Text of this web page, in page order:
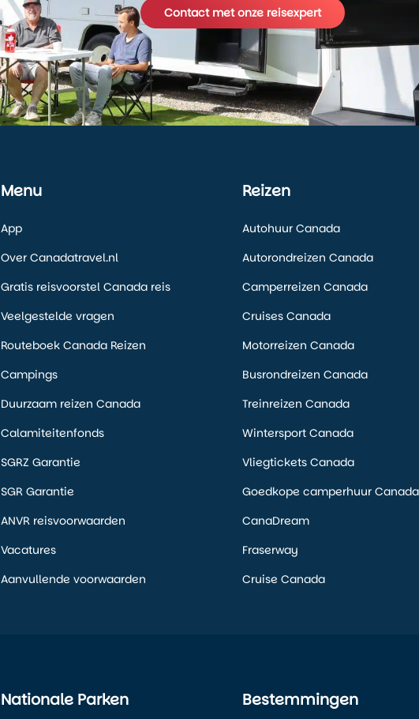
Contact met onze reisexpert
Menu
App
Over Canadatravel.nl
Gratis reisvoorstel Canada reis
Veelgestelde vragen
Routeboek Canada Reizen
Campings
Duurzaam reizen Canada
Calamiteitenfonds
SGRZ Garantie
SGR Garantie
ANVR reisvoorwaarden
Vacatures
Aanvullende voorwaarden
Reizen
Autohuur Canada
Autorondreizen Canada
Camperreizen Canada
Cruises Canada
Motorreizen Canada
Busrondreizen Canada
Treinreizen Canada
Wintersport Canada
Vliegtickets Canada
Goedkope camperhuur
CanaDream
Fraserway
Cruise Canada
Nationale Parken Bestemmingen